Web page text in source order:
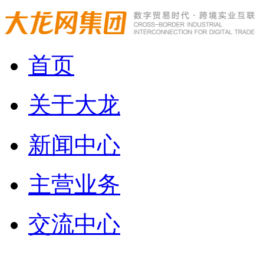
首页
关于大龙
新闻中心
主营业务
交流中心